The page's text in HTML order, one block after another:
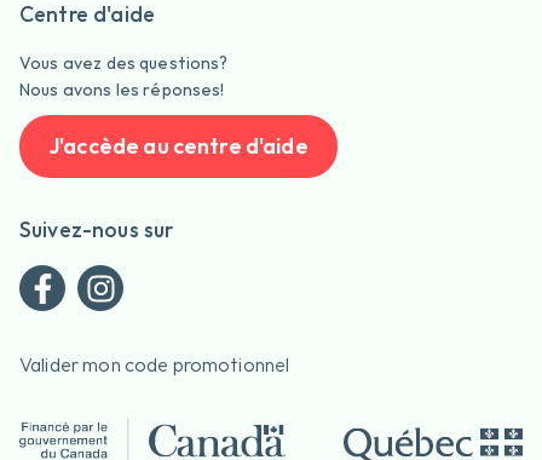
Centre d'aide
Vous avez des questions?
Nous avons les réponses!
J'accède au centre d'aide
Suivez-nous sur
Valider mon code promotionnel